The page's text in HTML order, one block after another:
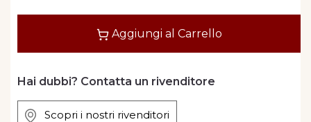
Aggiungi al Carrello
Hai dubbi? Contatta un rivenditore
Scopri i nostri rivenditori